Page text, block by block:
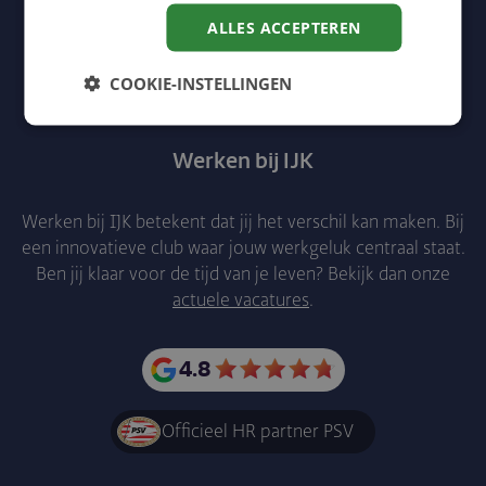
Werken bij IJK
Werken bij IJK betekent dat jij het verschil kan maken. Bij
een innovatieve club waar jouw werkgeluk centraal staat.
Ben jij klaar voor de tijd van je leven? Bekijk dan onze
actuele vacatures.
4.8
Officieel HR partner PSV
ALLES ACCEPTEREN
COOKIE-INSTELLINGEN